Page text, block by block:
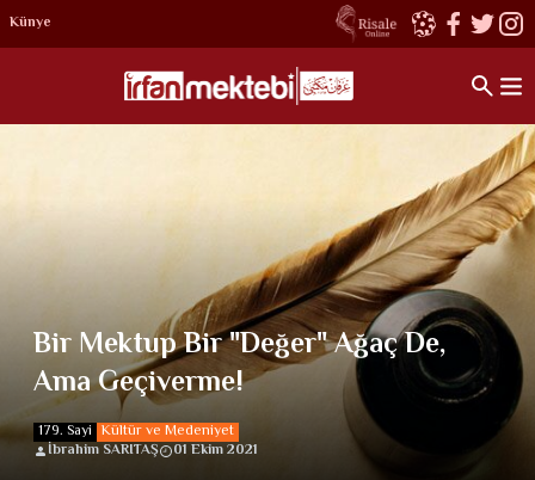
Künye
Bir Mektup Bir "Değer" Ağaç De,
Ama Geçiverme!
179. Sayi Kültür ve Medeniyet
İbrahim SARITAŞ
01 Ekim 2021